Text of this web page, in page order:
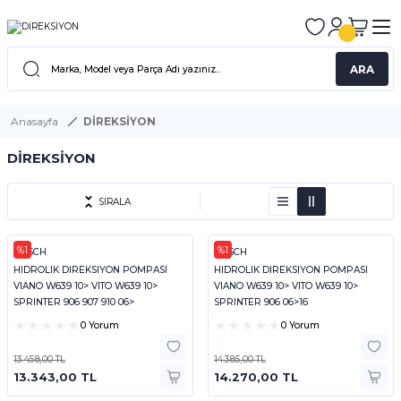
ARA
Anasayfa DİREKSİYON
DİREKSİYON
SIRALA
%1
BOSCH
HIDROLIK DIREKSIYON POMPASI
VIANO W639 10> VITO W639 10>
SPRINTER 906 907 910 06>
0 Yorum
13.458,00 TL
13.343,00 TL
%1
BOSCH
HIDROLIK DIREKSIYON POMPASI
VIANO W639 10> VITO W639 10>
SPRINTER 906 06>16
0 Yorum
14.385,00 TL
14.270,00 TL